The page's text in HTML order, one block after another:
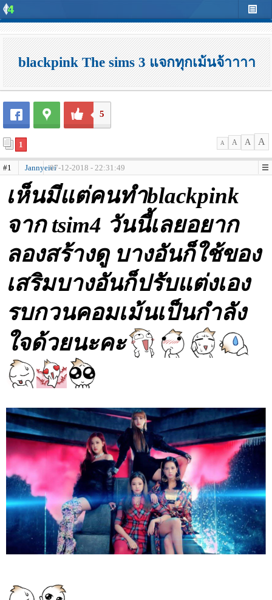
blackpink The sims 3 แจกทุกเม้นจ้าาาา
5
1 A A A A
#1 Jannyeiei07-12-2018 - 22:31:49
เห็นมีแต่คนทำblackpink
จาก tsim4 วันนี้เลยอยาก
ลองสร้างดู บางอันก็ใช้ของ
เสริมบางอันก็ปรับแต่งเอง
รบกวนคอมเม้นเป็นกำลัง
ใจด้วยนะคะ